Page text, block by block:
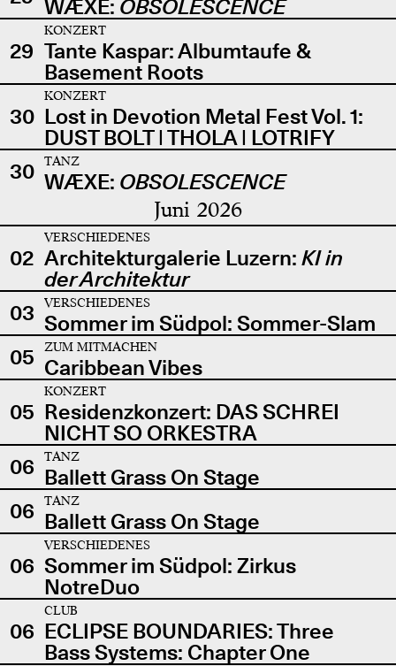
WÆXE: OBSOLESCENCE
29
KONZERT
Tante Kaspar: Albumtaufe &
Basement Roots
30
KONZERT
Lost in Devotion Metal Fest Vol. 1:
DUST BOLT | THOLA | LOTRIFY
30
TANZ
WÆXE: OBSOLESCENCE
Juni 2026
02
VERSCHIEDENES
Architekturgalerie Luzern: KI in
der Architektur
03
VERSCHIEDENES
Sommer im Südpol: Sommer-Slam
05
ZUM MITMACHEN
Caribbean Vibes
05
KONZERT
Residenzkonzert: DAS SCHREI
NICHT SO ORKESTRA
06
TANZ
Ballett Grass On Stage
06
TANZ
Ballett Grass On Stage
06
VERSCHIEDENES
Sommer im Südpol: Zirkus
NotreDuo
06
CLUB
ECLIPSE BOUNDARIES: Three
Bass Systems: Chapter One